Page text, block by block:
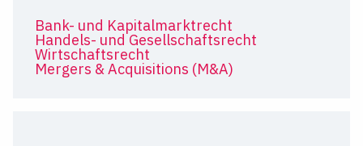
Bank- und Kapitalmarktrecht
Handels- und Gesellschaftsrecht
Wirtschaftsrecht
Mergers & Acquisitions (M&A)